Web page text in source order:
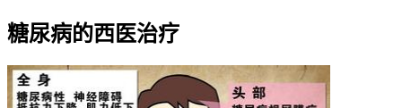
糖尿病的西医治疗